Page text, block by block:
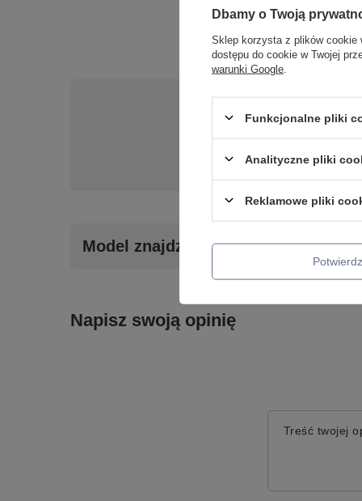
Potrzebujesz
Model znajdziesz w kategoriach
Napisz swoją opinię
Treść twojej
Dbamy o Twoją
Sklep korzysta z plików cookie
dostępu do cookie w Twojej
warunki Google
Funkcjonalne pliki
Analityczne pliki
Reklamowe pliki